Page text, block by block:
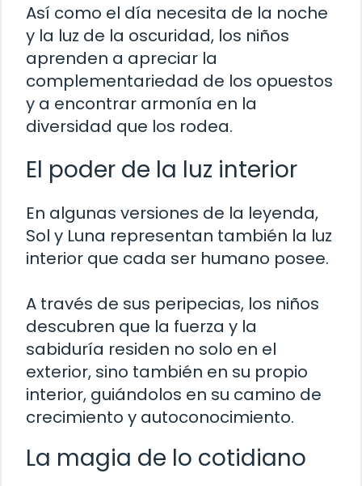
Así como el día necesita de la noche
y la luz de la oscuridad, los niños
aprenden a apreciar la
complementariedad de los opuestos
y a encontrar armonía en la
diversidad que los rodea.
El poder de la luz interior
En algunas versiones de la leyenda,
Sol y Luna representan también la luz
interior que cada ser humano posee.
A través de sus peripecias, los niños
descubren que la fuerza y la
sabiduría residen no solo en el
exterior, sino también en su propio
interior, guiándolos en su camino de
crecimiento y autoconocimiento.
La magia de lo cotidiano